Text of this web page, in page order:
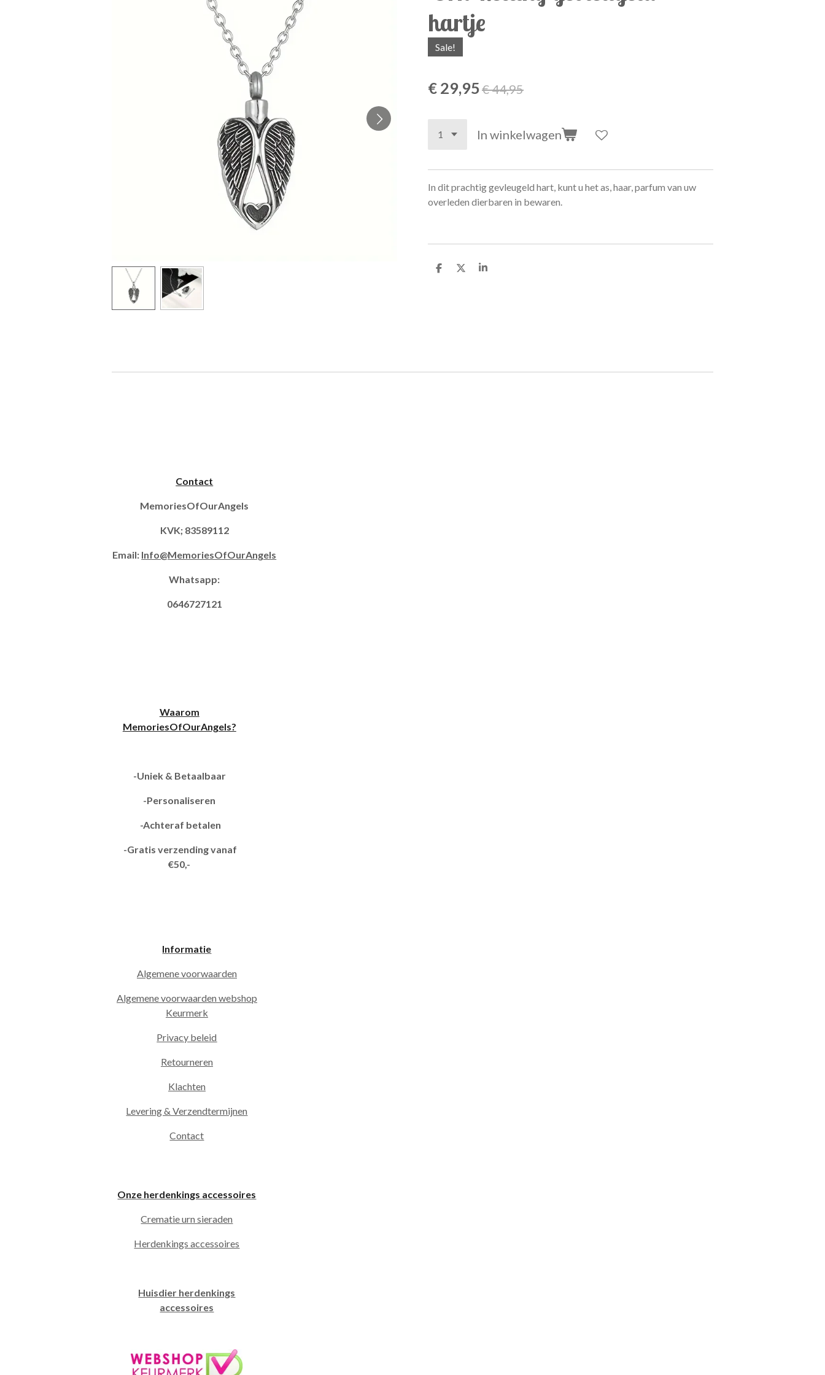
hartje
Sale!
€ 29,95€ 44,95
In winkelwagen
In dit prachtig gevleugeld hart, kunt u het as, haar, parfum van uw
overleden dierbaren in bewaren.
D
D
S
Contact
MemoriesOfOurAngels
KVK; 83589112
Email: Info@MemoriesOfOurAngels
Whatsapp:
0646727121
Waarom
MemoriesOfOurAngels?
-Uniek & Betaalbaar
-Personaliseren
-Achteraf betalen
-Gratis verzending vanaf
€50,-
Informatie
Algemene voorwaarden
Algemene voorwaarden webshop
Keurmerk
Privacy beleid
Retourneren
Klachten
Levering & Verzendtermijnen
Contact
Onze herdenkings accessoires
Crematie urn sieraden
Herdenkings accessoires
Huisdier herdenkings
accessoires